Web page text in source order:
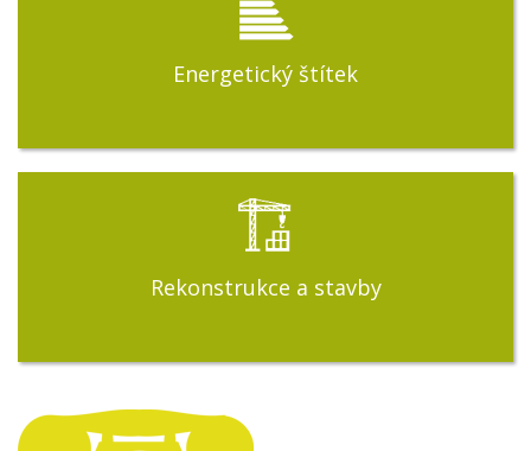
Energetický štítek
Rekonstrukce a stavby